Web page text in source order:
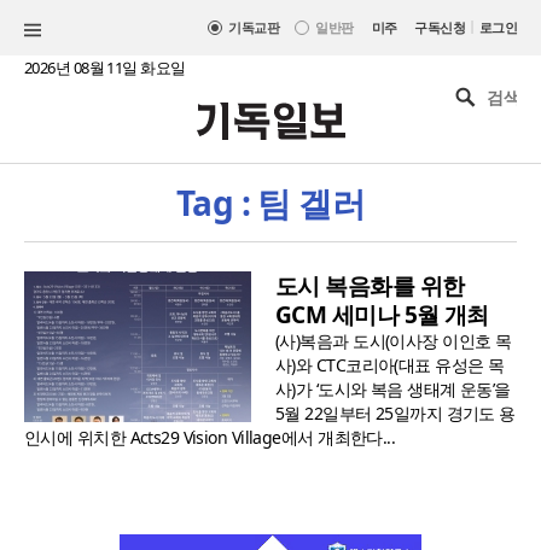
기독교판 일반판 미주 구독신청 | 로그인
2026년 08월 11일 화요일
Tag : 팀 겔러
도시 복음화를 위한
GCM 세미나 5월 개최
(사)복음과 도시(이사장 이인호 목
사)와 CTC코리아(대표 유성은 목
사)가 ‘도시와 복음 생태계 운동’을
5월 22일부터 25일까지 경기도 용
인시에 위치한 Acts29 Vision Village에서 개최한다...